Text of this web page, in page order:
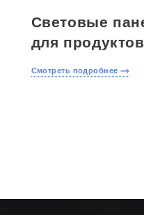
Световые
для
Смотреть подробнее